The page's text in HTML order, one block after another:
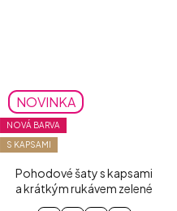
NOVINKA
NOVÁ BARVA
S KAPSAMI
Pohodové šaty s kapsami
a krátkým rukávem zelené